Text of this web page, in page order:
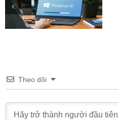
Phần mềm Fake IP hàng
đầu trên iOS, Android,
Windows
Theo dõi